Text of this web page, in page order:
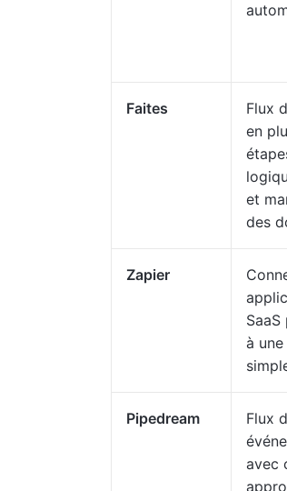
Faites
Flux
en
et
des
Zapier
à
Pipedream
Flux
avec